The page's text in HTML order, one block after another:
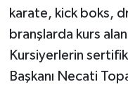
karate, kick boks,
branşlarda kurs
Kursiyerlerin
Başkanı Necati
Turizm
Yaşam